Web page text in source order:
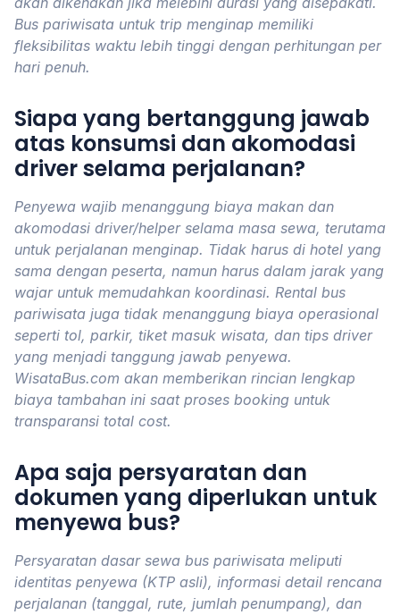
Bus pariwisata untuk trip menginap memiliki
fleksibilitas waktu lebih tinggi dengan perhitungan per
hari penuh.
Siapa yang bertanggung jawab
atas konsumsi dan akomodasi
driver selama perjalanan?
Penyewa wajib menanggung biaya makan dan
akomodasi driver/helper selama masa sewa, terutama
untuk perjalanan menginap. Tidak harus di hotel yang
sama dengan peserta, namun harus dalam jarak yang
wajar untuk memudahkan koordinasi. Rental bus
pariwisata juga tidak menanggung biaya operasional
seperti tol, parkir, tiket masuk wisata, dan tips driver
yang menjadi tanggung jawab penyewa.
WisataBus.com akan memberikan rincian lengkap
biaya tambahan ini saat proses booking untuk
transparansi total cost.
Apa saja persyaratan dan
dokumen yang diperlukan untuk
menyewa bus?
Persyaratan dasar sewa bus pariwisata meliputi
identitas penyewa (KTP asli), informasi detail rencana
perjalanan (tanggal, rute, jumlah penumpang), dan